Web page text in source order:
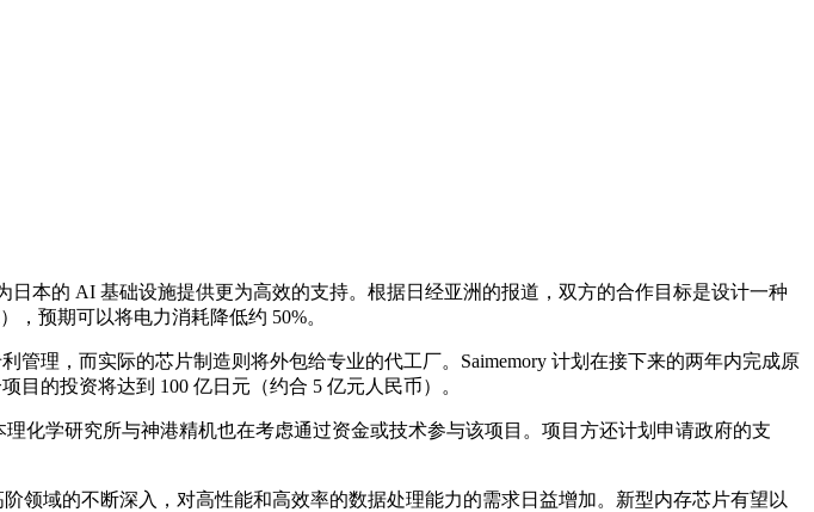
本的 AI 基础设施提供更为高效的支持。根据日经亚洲的报道，双方的合作目标是设计一种
预期可以将电力消耗降低约 50%。
理，而实际的芯片制造则将外包给专业的代工厂。Saimemory 计划在接下来的两年内完成原
的投资将达到 100 亿日元（约合 5 亿元人民币）。
化学研究所与神港精机也在考虑通过资金或技术参与该项目。项目方还计划申请政府的支
域的不断深入，对高性能和高效率的数据处理能力的需求日益增加。新型内存芯片有望以